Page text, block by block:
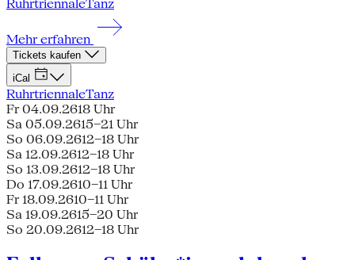
RuhrtriennaleTanz
Mehr erfahren
Tickets kaufen
iCal
RuhrtriennaleTanz
Fr 04.09.2618 Uhr
Sa 05.09.2615–21 Uhr
So 06.09.2612–18 Uhr
Sa 12.09.2612–18 Uhr
So 13.09.2612–18 Uhr
Do 17.09.2610–11 Uhr
Fr 18.09.2610–11 Uhr
Sa 19.09.2615–20 Uhr
So 20.09.2612–18 Uhr